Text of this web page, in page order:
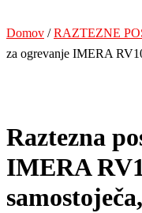
Domov /RAZTEZNE
za ogrevanje IMERA
Raztezna
IMERA